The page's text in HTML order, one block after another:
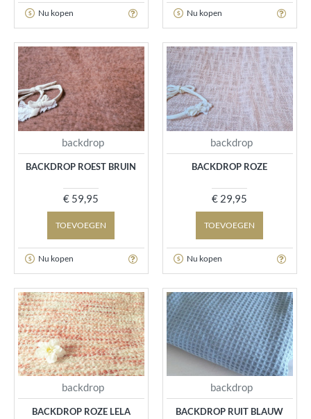
Nu kopen Nu kopen
backdrop
BACKDROP ROEST BRUIN
€ 59,95
TOEVOEGEN
Nu kopen
backdrop
BACKDROP ROZE
€ 29,95
TOEVOEGEN
Nu kopen
backdrop
BACKDROP ROZE LELA
backdrop
BACKDROP RUIT BLAUW